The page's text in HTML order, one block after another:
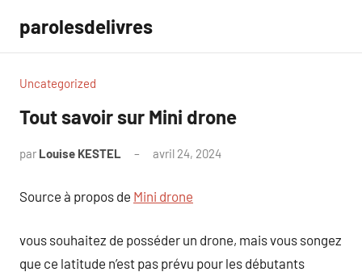
contenu
parolesdelivres
Uncategorized
Tout savoir sur Mini drone
par Louise KESTEL avril 24, 2024
Source à propos de Mini drone
vous souhaitez de posséder un drone, mais vous songez
que ce latitude n’est pas prévu pour les débutants